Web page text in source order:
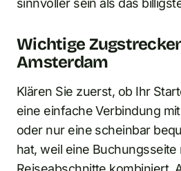
sinnvoller sein als das
Wichtige
Amsterdam
Klären Sie zuerst, ob Ihr
eine einfache Verbindung
oder nur eine scheinbar
hat, weil eine Buchungsseite